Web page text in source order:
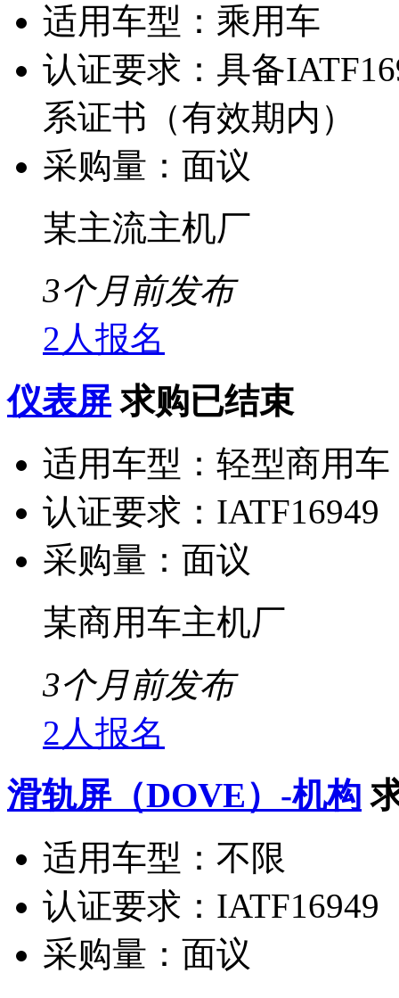
适用车型： 乘用车
认证要求： 具备
系证书（有效期内）
采购量： 面议
某主流主机厂
3个月前发布
2人报名
仪表屏 求购已结束
适用车型： 轻型商用车
认证要求： IATF16949
采购量： 面议
某商用车主机厂
3个月前发布
2人报名
滑轨屏（DOVE）-机构
适用车型： 不限
认证要求： IATF16949
采购量： 面议